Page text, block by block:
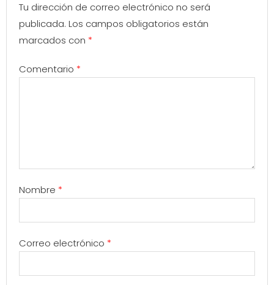
Tu dirección de correo electrónico no será
publicada. Los campos obligatorios están
marcados con *
Comentario *
Nombre *
Correo electrónico *